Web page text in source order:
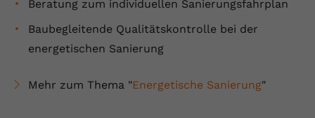
Beratung zum individuellen Sanierungsfahrplan
Baubegleitende Qualitätskontrolle bei der
energetischen Sanierung
Mehr zum Thema "Energetische Sanierung"
Laufzeit 2 Jahre
eingebettete YouTube-Videos und